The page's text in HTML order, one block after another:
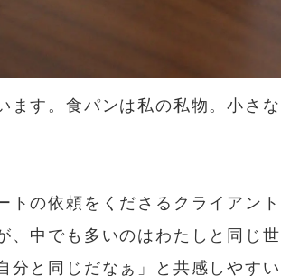
ます。食パンは私の私物。小さな
トの依頼をくださるクライアント
、中でも多いのはわたしと同じ世
分と同じだなぁ」と共感しやすい